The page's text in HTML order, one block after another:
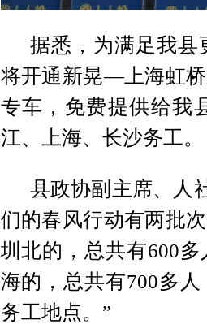
据悉，为满足我县
将开通新晃—上海虹
专车，免费提供给我
江、上海、长沙务工。
县政协副主席、人
们的春风行动有两批
圳北的，总共有600
海的，总共有700多
务工地点。”